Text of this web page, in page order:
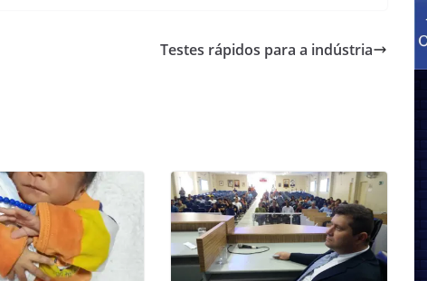
Testes rápidos para a indústria